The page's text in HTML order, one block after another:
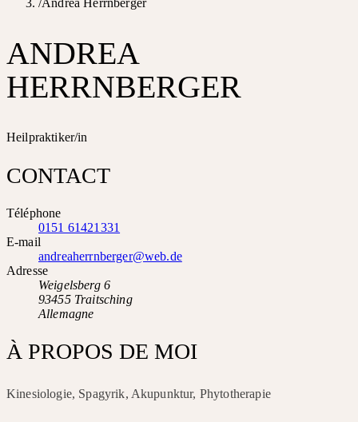
/Andrea Herrnberger
ANDREA
HERRNBERGER
Heilpraktiker/in
CONTACT
Téléphone
0151 61421331
E-mail
andreaherrnberger@web.de
Adresse
Weigelsberg 6
93455 Traitsching
Allemagne
À PROPOS DE MOI
Kinesiologie, Spagyrik, Akupunktur, Phytotherapie